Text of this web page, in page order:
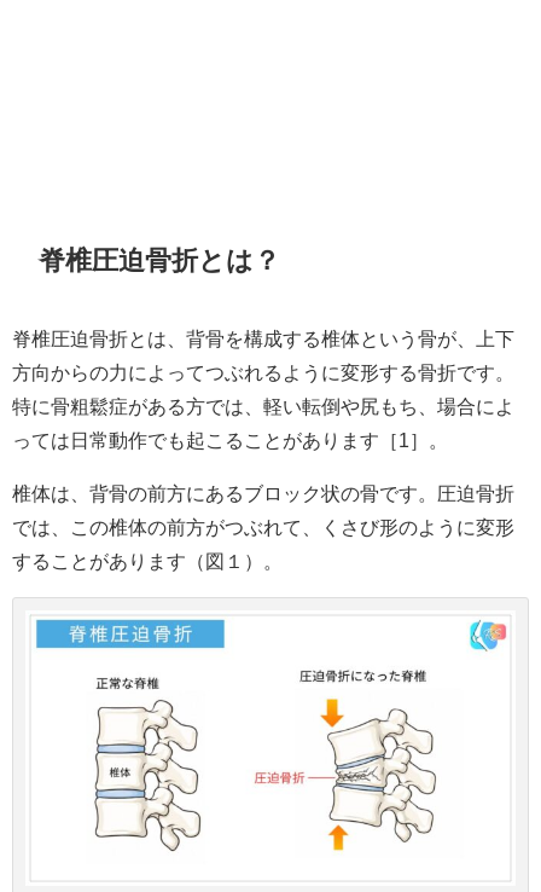
脊椎圧迫骨折とは？
脊椎圧迫骨折とは、背骨を構成する椎体という骨が、上下
方向からの力によってつぶれるように変形する骨折です。
特に骨粗鬆症がある方では、軽い転倒や尻もち、場合によ
っては日常動作でも起こることがあります［1］。
椎体は、背骨の前方にあるブロック状の骨です。圧迫骨折
では、この椎体の前方がつぶれて、くさび形のように変形
することがあります（図１）。